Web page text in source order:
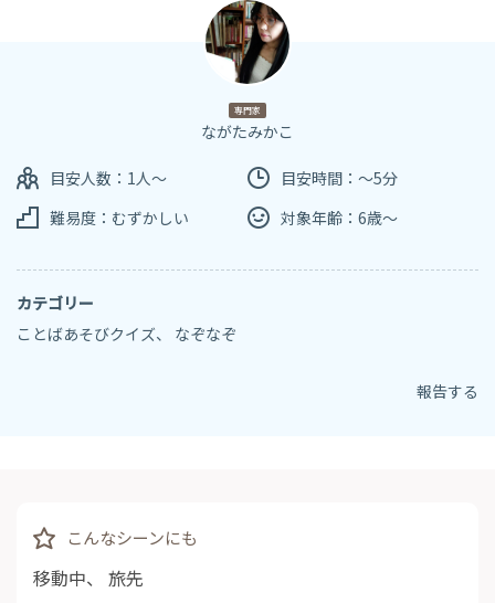
専門家
ながたみかこ
目安人数：1人～
目安時間：～5分
難易度：むずかしい
対象年齢：6歳～
カテゴリー
ことばあそびクイズ、 なぞなぞ
報告する
こんなシーンにも
移動中、 旅先